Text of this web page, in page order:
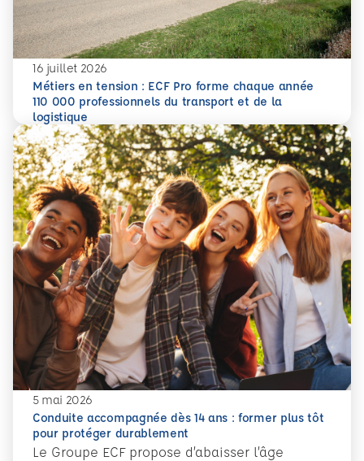
16 juillet 2026
Métiers en tension : ECF Pro forme chaque année
110 000 professionnels du transport et de la
logistique
En savoir plus
Métiers en tension : ECF Pro forme chaque année 110
5 mai 2026
Conduite accompagnée dès 14 ans : former plus tôt
pour protéger durablement
Le Groupe ECF propose d’abaisser l’âge